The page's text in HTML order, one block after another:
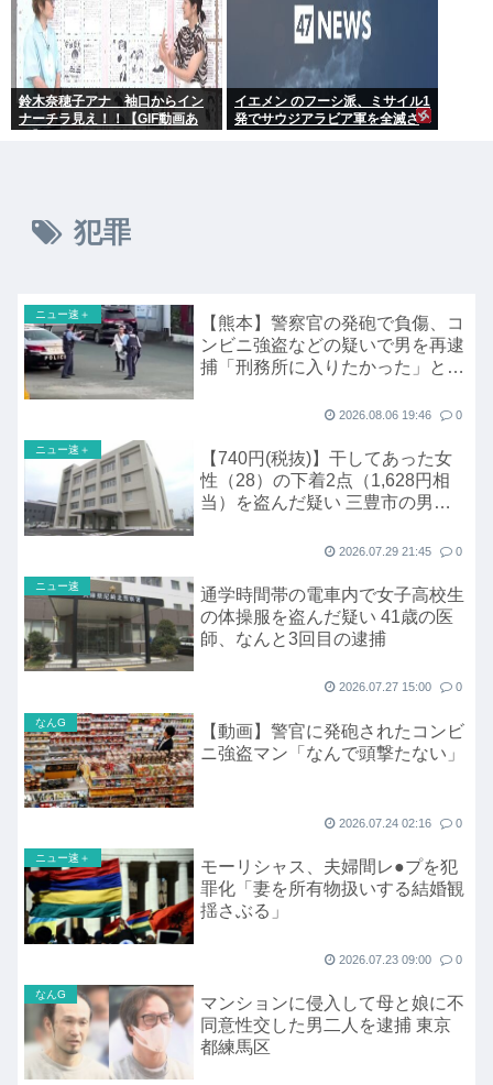
鈴木奈穂子アナ 袖口からイン
ナーチラ見え！！【GIF動画あ
イエメン のフーシ派、ミサイル1
発でサウジアラビア軍を全滅さ
犯罪
ニュー速＋
【熊本】警察官の発砲で負傷、コ
ンビニ強盗などの疑いで男を再逮
捕「刑務所に入りたかった」と供
2026.08.06 19:46 0
ニュー速＋
【740円(税抜)】干してあった女
性（28）の下着2点（1,628円相
当）を盗んだ疑い 三豊市の男
2026.07.29 21:45 0
ニュー速
通学時間帯の電車内で女子高校生
の体操服を盗んだ疑い 41歳の医
師、なんと3回目の逮捕
2026.07.27 15:00 0
なんG
【動画】警官に発砲されたコンビ
ニ強盗マン「なんで頭撃たない」
2026.07.24 02:16 0
ニュー速＋
モーリシャス、夫婦間レ●プを犯
罪化「妻を所有物扱いする結婚観
揺さぶる」
2026.07.23 09:00 0
なんG
マンションに侵入して母と娘に不
同意性交した男二人を逮捕 東京
都練馬区